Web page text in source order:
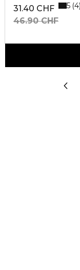
31.40 CHF
46.90 CHF
5 4